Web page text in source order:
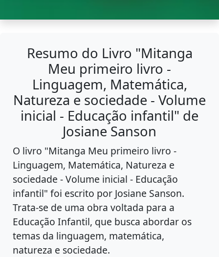
Resumo do Livro "Mitanga
Meu primeiro livro -
Linguagem, Matemática,
Natureza e sociedade - Volume
inicial - Educação infantil" de
Josiane Sanson
O livro "Mitanga Meu primeiro livro -
Linguagem, Matemática, Natureza e
sociedade - Volume inicial - Educação
infantil" foi escrito por Josiane Sanson.
Trata-se de uma obra voltada para a
Educação Infantil, que busca abordar os
temas da linguagem, matemática,
natureza e sociedade.